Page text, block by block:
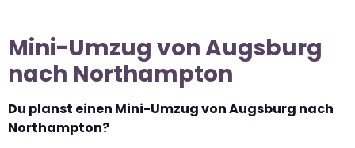
Mini-Umzug von Augsburg
nach Northampton
Du planst einen Mini-Umzug von Augsburg nach
Northampton?